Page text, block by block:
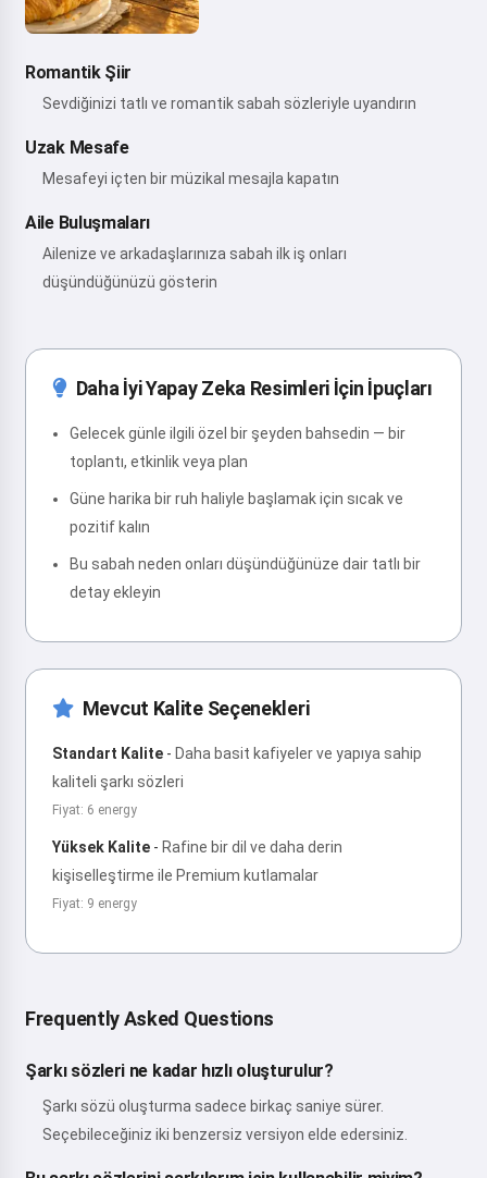
Romantik Şiir
Sevdiğinizi tatlı ve romantik sabah sözleriyle uyandırın
Uzak Mesafe
Mesafeyi içten bir müzikal mesajla kapatın
Aile Buluşmaları
Ailenize ve arkadaşlarınıza sabah ilk iş onları
düşündüğünüzü gösterin
Daha İyi Yapay Zeka Resimleri İçin İpuçları
Gelecek günle ilgili özel bir şeyden bahsedin — bir
toplantı, etkinlik veya plan
Güne harika bir ruh haliyle başlamak için sıcak ve
pozitif kalın
Bu sabah neden onları düşündüğünüze dair tatlı bir
detay ekleyin
Mevcut Kalite Seçenekleri
Standart Kalite - Daha basit kafiyeler ve yapıya sahip
kaliteli şarkı sözleri
Fiyat: 6 energy
Yüksek Kalite - Rafine bir dil ve daha derin
kişiselleştirme ile Premium kutlamalar
Fiyat: 9 energy
Frequently Asked Questions
Şarkı sözleri ne kadar hızlı oluşturulur?
Şarkı sözü oluşturma sadece birkaç saniye sürer.
Seçebileceğiniz iki benzersiz versiyon elde edersiniz.